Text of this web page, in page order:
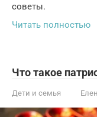
советы.
Читать полностью
Что такое
Дети и семья